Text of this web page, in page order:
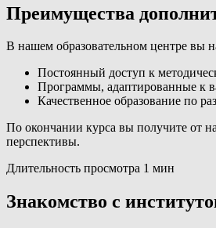
Преимущества
В нашем образовательном центре вы
Постоянный доступ к
Программы, адаптированные к
Качественное образование по
По окончании курса вы получите от
перспективы.
Длительность просмотра 1 мин
Знакомство с